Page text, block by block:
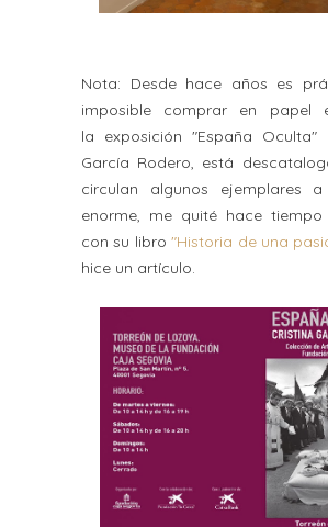
Nota: Desde hace años es
imposible comprar en papel
la exposición "España Oculta"
García Rodero, está
circulan algunos ejemplares
enorme, me quité hace
con su libro"Historia de una
hice un artículo.